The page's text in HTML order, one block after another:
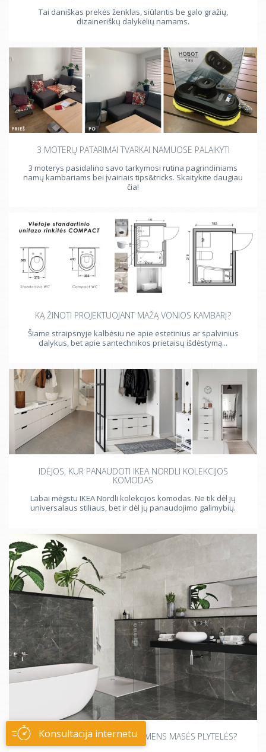
Tai daniškas prekės ženklas, siūlantis be galo gražių,
dizaineriškų dalykėlių namams.
3 MOTERŲ PATARIMAI TVARKAI NAMUOSE PALAIKYTI
3 moterys pasidalino savo tarkymosi rutina pagrindiniams
namų kambariams bei įvairiais tips&tricks. Skaitykite daugiau
čia!
KĄ ŽINOTI PROJEKTUOJANT MAŽĄ VONIOS KAMBARĮ?
Šiame straipsnyje kalbėsiu ne apie estetinius ar spalvinius
dalykus, bet apie santechnikos prietaisų išdėstymą...
IDĖJOS, KUR PANAUDOTI IKEA NORDLI KOLEKCIJOS
KOMODAS
Labai mėgstu IKEA Nordli kolekcijos komodas. Ne tik dėl jų
universalaus stiliaus, bet ir dėl jų panaudojimo galimybių.
KUO SKIRIASI KERAMINĖS IR AKMENS MASĖS PLYTELĖS?
Konsultacija internetu